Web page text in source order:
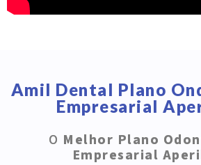
Amil Dental Plano
Empresarial
O Melhor Plano
Empresarial